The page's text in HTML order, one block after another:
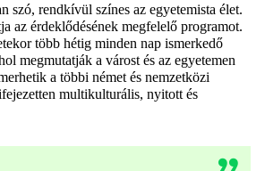
szó, rendkívül színes az egyetemista élet.
az érdeklődésének megfelelő programot.
több hétig minden nap ismerkedő
megmutatják a várost és az egyetemen
a többi német és nemzetközi
multikulturális, nyitott és